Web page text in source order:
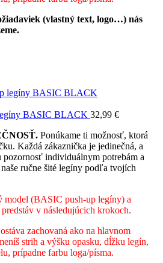
(vlastný text, logo…) nás
BASIC BLACK 32,99 €
Ponúkame ti možnosť, ktorá
Každá zákaznička je jedinečná, a
pozornosť individuálnym potrebám a
ručne šité legíny podľa tvojích
model (BASIC push-up legíny) a
v následujúcich krokoch.
zachovaná ako na hlavnom
strih a výšku opasku, dĺžku legín,
prípadne farbu loga/písma.